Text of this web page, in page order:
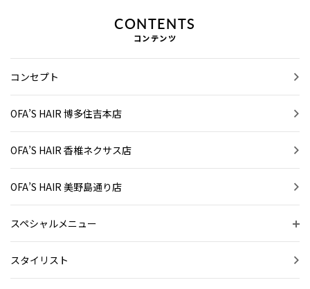
CONTENTS
コンテンツ
コンセプト
OFA’S HAIR 博多住吉本店
OFA’S HAIR 香椎ネクサス店
OFA’S HAIR 美野島通り店
スペシャルメニュー
スタイリスト